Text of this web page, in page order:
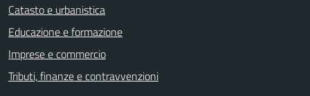
Catasto e urbanistica
Educazione e formazione
Imprese e commercio
Tributi, finanze e contravvenzioni